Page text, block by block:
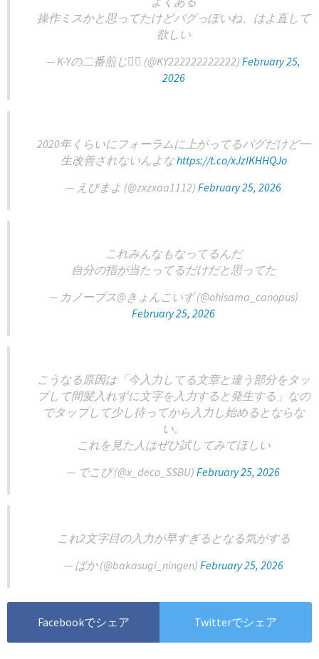
操作ミスかと思ってたけどバグっぽいね、はよ直して
欲しい
— K-Yの二番煎じ (@KY222222222222) February 25,
2026
2020年くらいにフォーラムに上がってるバグだけど一
生改善されないんよなhttps://t.co/xJzIKHHQJo
— えびまよ (@zxzxaa1112) February 25, 2026
これみんなもなってるんだ
自分の指が当たってるだけだと思ってた
— カノープス@きょんこいず (@ohisama_canopus)
February 25, 2026
こうなる原因は「今入力してる文章と違う部分をタッ
プして間髪入れずに文字を入力すると発生する」なの
でタップして少し待ってから入力し始めるとならな
い。
これを見た人はぜひ試してみてほしい
— でこぴ (@x_deco_SSBU) February 25, 2026
これ2文字目の入力が早すぎるとなる気がする
— ばか (@bakasugi_ningen) February 25, 2026
Facebookでシェア Twitterでシェア